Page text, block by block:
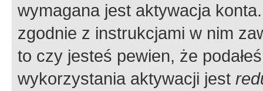
wymagana jest aktywacja
zgodnie z instrukcjami w nim
to czy jesteś pewien, że
wykorzystania aktywacji jest